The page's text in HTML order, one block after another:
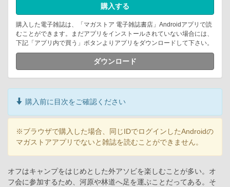
購入する
購入した電子雑誌は、「マガストア 電子雑誌書店」Androidアプリで読
むことができます。まだアプリをインストールされていない場合には、
下記「アプリ内で買う」ボタンよりアプリをダウンロードして下さい。
ダウンロード
購入前に目次をご確認ください
※ブラウザで購入した場合、同じIDでログインしたAndroidの
マガストアアプリでないと雑誌を読むことができません。
オフはキャンプをはじめとした外アソビを楽しむことが多い。オ
フ会に参加するため、河原や林道へ足を運ぶことだってある。そ